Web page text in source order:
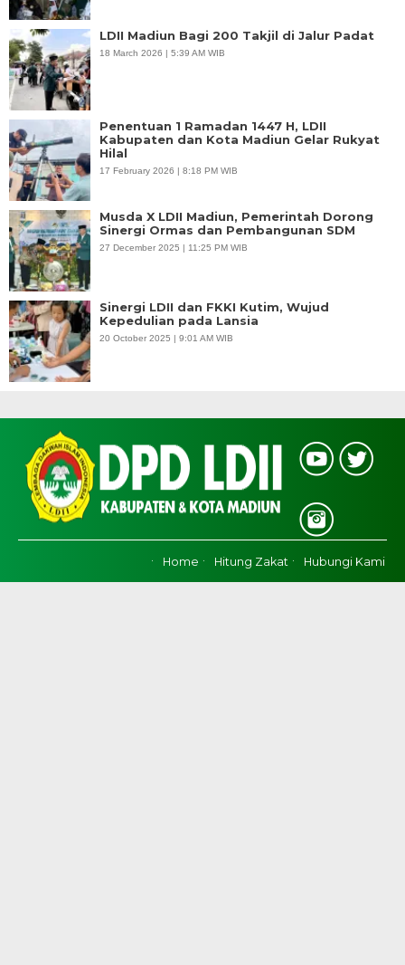
LDII Madiun Bagi 200 Takjil di Jalur Padat
18 March 2026 | 5:39 AM WIB
Penentuan 1 Ramadan 1447 H, LDII
Kabupaten dan Kota Madiun Gelar Rukyat
Hilal
17 February 2026 | 8:18 PM WIB
Musda X LDII Madiun, Pemerintah Dorong
Sinergi Ormas dan Pembangunan SDM
27 December 2025 | 11:25 PM WIB
Sinergi LDII dan FKKI Kutim, Wujud
Kepedulian pada Lansia
20 October 2025 | 9:01 AM WIB
Home Hitung Zakat Hubungi Kami